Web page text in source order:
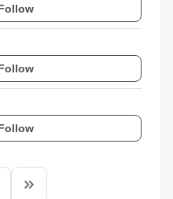
keyboard_double_arrow_right